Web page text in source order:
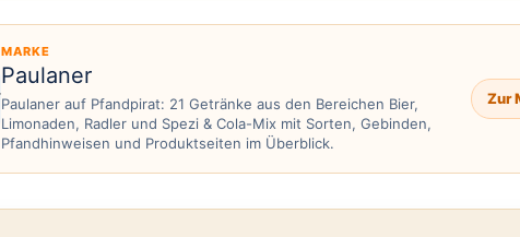
MARKE
Paulaner
Paulaner auf Pfandpirat: 21 Getränke aus den Bereichen Bier,
Limonaden, Radler und Spezi & Cola-Mix mit Sorten, Gebinden,
Pfandhinweisen und Produktseiten im Überblick.
Zur